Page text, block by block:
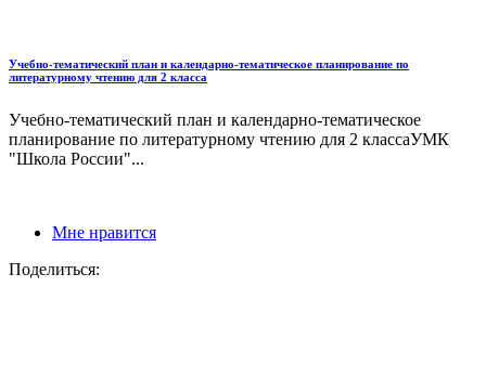
Учебно-тематический план и календарно-тематическое планирование по
литературному чтению для 2 класса
Учебно-тематический план и календарно-тематическое
планирование по литературному чтению для 2 классаУМК
"Школа России"...
Мне нравится
Поделиться: